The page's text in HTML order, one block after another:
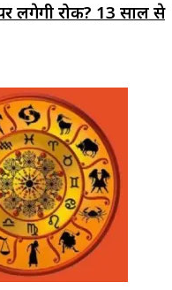
लगेगी रोक? 13 साल से